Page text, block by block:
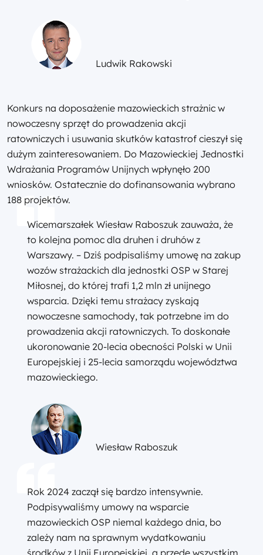
Ludwik Rakowski
Konkurs na doposażenie mazowieckich strażnic w
nowoczesny sprzęt do prowadzenia akcji
ratowniczych i usuwania skutków katastrof cieszył się
dużym zainteresowaniem. Do Mazowieckiej Jednostki
Wdrażania Programów Unijnych wpłynęło 200
wniosków. Ostatecznie do dofinansowania wybrano
188 projektów.
Wicemarszałek Wiesław Raboszuk zauważa, że
to kolejna pomoc dla druhen i druhów z
Warszawy. – Dziś podpisaliśmy umowę na zakup
wozów strażackich dla jednostki OSP w Starej
Miłosnej, do której trafi 1,2 mln zł unijnego
wsparcia. Dzięki temu strażacy zyskają
nowoczesne samochody, tak potrzebne im do
prowadzenia akcji ratowniczych. To doskonałe
ukoronowanie 20-lecia obecności Polski w Unii
Europejskiej i 25-lecia samorządu województwa
mazowieckiego.
Wiesław Raboszuk
Rok 2024 zaczął się bardzo intensywnie.
Podpisywaliśmy umowy na wsparcie
mazowieckich OSP niemal każdego dnia, bo
zależy nam na sprawnym wydatkowaniu
środków z Unii Europejskiej, a przede wszystkim